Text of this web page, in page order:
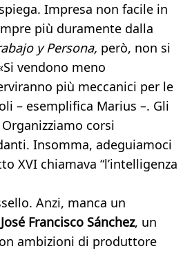
Impresa non facile in
più duramente dalla
y Persona, però, non si
vendono meno
più meccanici per le
– esemplifica Marius –. Gli
corsi
Insomma, adeguiamoci
XVI chiamava “l’intelligenza
Anzi, manca un
José Francisco Sánchez, un
ambizioni di produttore